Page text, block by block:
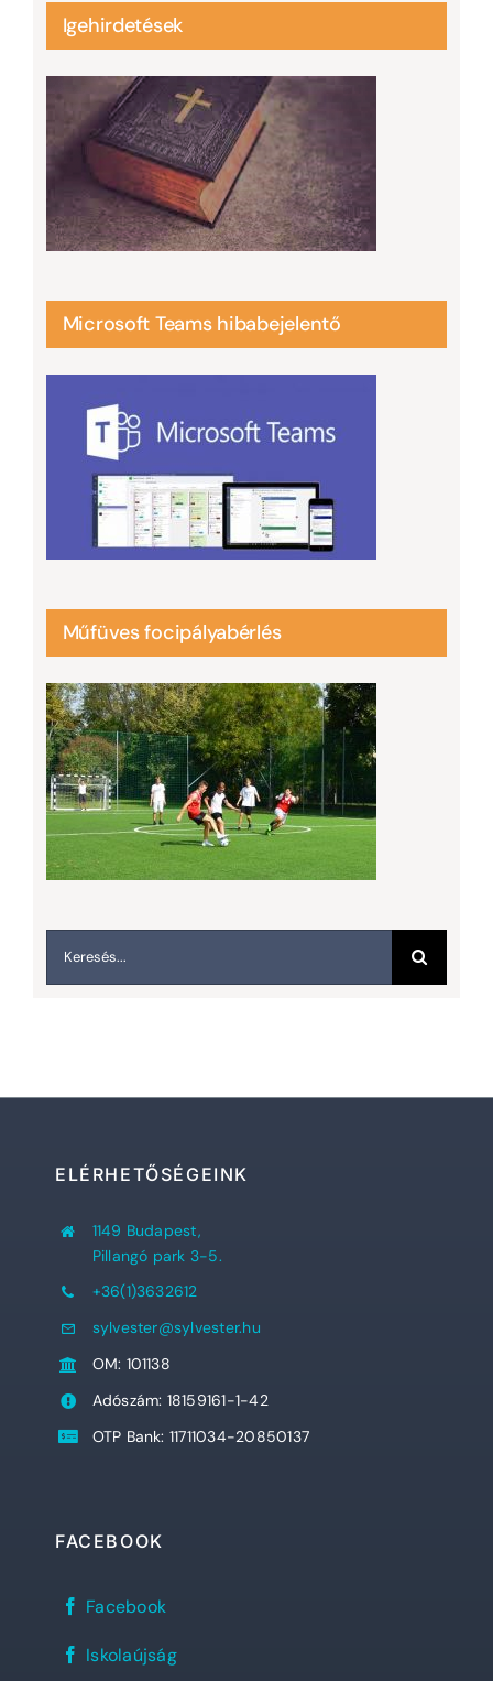
Igehirdetések
Microsoft Teams hibabejelentő
Műfüves focipályabérlés
ELÉRHETŐSÉGEINK
1149 Budapest,
Pillangó park 3-5.
+36(1)3632612
sylvester@sylvester.hu
OM: 101138
Adószám: 18159161-1-42
OTP Bank: 11711034-20850137
FACEBOOK
Sylvester
János
Gimnázium
facebook
Facebook
REFlex,
Iskolaújság